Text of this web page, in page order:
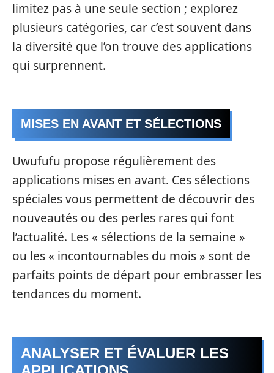
limitez pas à une seule section ; explorez
plusieurs catégories, car c’est souvent dans
la diversité que l’on trouve des applications
qui surprennent.
MISES EN AVANT ET SÉLECTIONS
Uwufufu propose régulièrement des
applications mises en avant. Ces sélections
spéciales vous permettent de découvrir des
nouveautés ou des perles rares qui font
l’actualité. Les « sélections de la semaine »
ou les « incontournables du mois » sont de
parfaits points de départ pour embrasser les
tendances du moment.
ANALYSER ET ÉVALUER LES